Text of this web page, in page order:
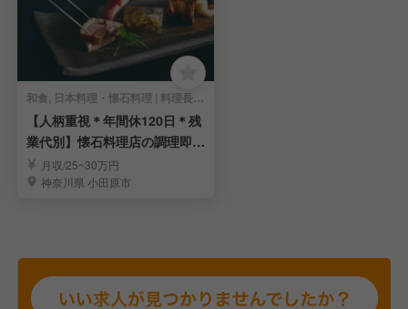
和食, 日本料理・懐石料理 | 料理長・料理長候補
【人柄重視＊年間休120日＊残
業代別】懐石料理店の調理即戦
力を募集｜小田原
月収/25~30万円
神奈川県 小田原市